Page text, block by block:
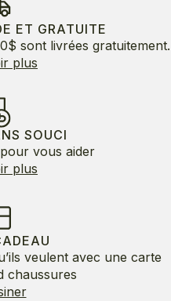
ET GRATUITE
sont livrées gratuitement.
plus
SOUCI
vous aider
plus
veulent avec une carte
chaussures